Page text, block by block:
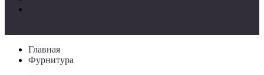
Главная
Фурнитура